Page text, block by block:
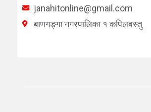
janahitonline@gmail.com
बाणगङ्गा नगरपालिका १ कपिलबस्तु